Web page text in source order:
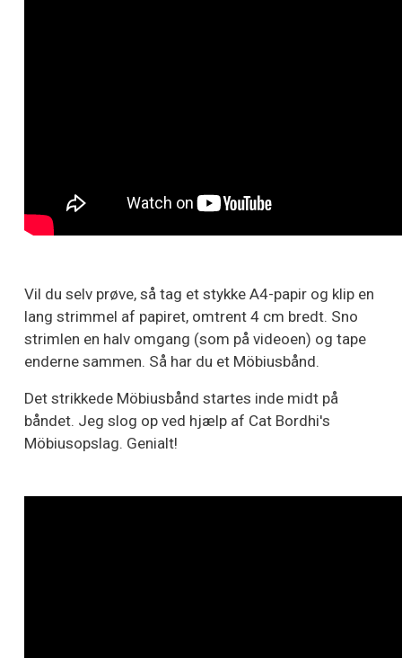
Vil du selv prøve, så tag et stykke A4-papir og klip en
lang strimmel af papiret, omtrent 4 cm bredt. Sno
strimlen en halv omgang (som på videoen) og tape
enderne sammen. Så har du et Möbiusbånd.
Det strikkede Möbiusbånd startes inde midt på
båndet. Jeg slog op ved hjælp af Cat Bordhi's
Möbiusopslag. Genialt!